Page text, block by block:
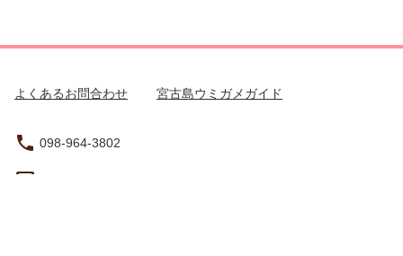
よくあるお問合わせ 宮古島ウミガメガイド
098-964-3802